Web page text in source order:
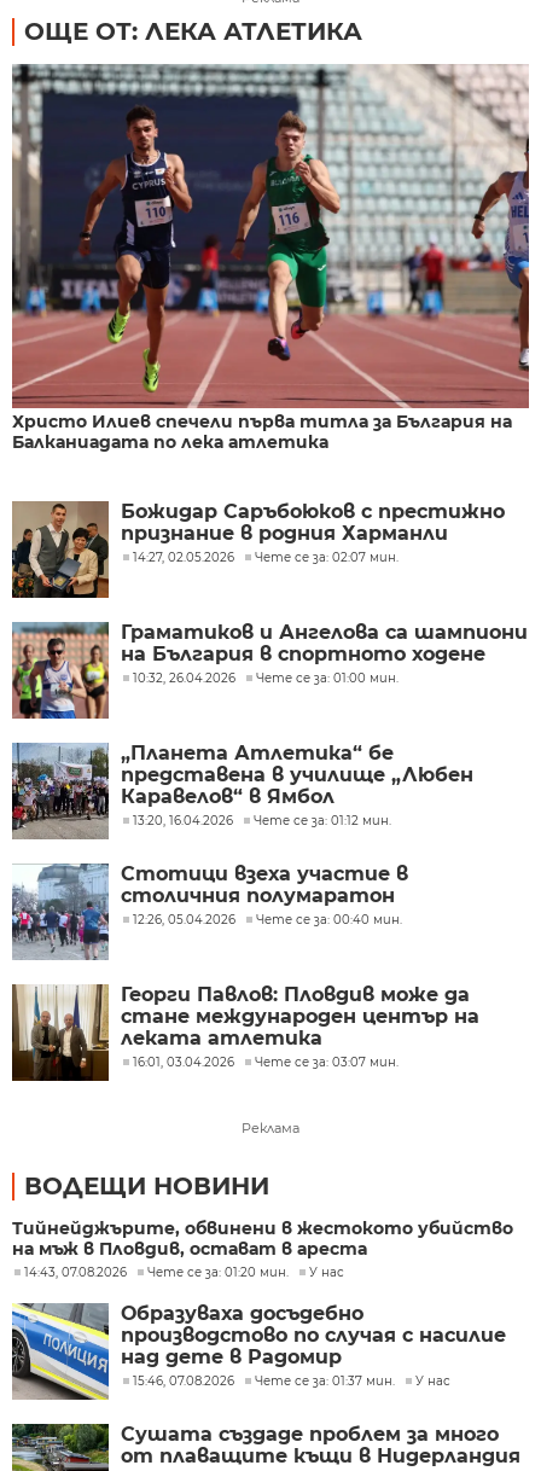
ОЩЕ ОТ: ЛЕКА АТЛЕТИКА
Христо Илиев спечели първа титла за България на
Балканиадата по лека атлетика
Божидар Саръбоюков с престижно
признание в родния Харманли
14:27, 02.05.2026 Чете се за: 02:07 мин.
Граматиков и Ангелова са шампиони
на България в спортното ходене
10:32, 26.04.2026 Чете се за: 01:00 мин.
„Планета Атлетика“ бе
представена в училище „Любен
Каравелов“ в Ямбол
13:20, 16.04.2026 Чете се за: 01:12 мин.
Стотици взеха участие в
столичния полумаратон
12:26, 05.04.2026 Чете се за: 00:40 мин.
Георги Павлов: Пловдив може да
стане международен център на
леката атлетика
16:01, 03.04.2026 Чете се за: 03:07 мин.
Реклама
ВОДЕЩИ НОВИНИ
Тийнейджърите, обвинени в жестокото убийство
на мъж в Пловдив, остават в ареста
14:43, 07.08.2026 Чете се за: 01:20 мин. У нас
Образуваха досъдебно
производстово по случая с насилие
над дете в Радомир
15:46, 07.08.2026 Чете се за: 01:37 мин. У нас
Сушата създаде проблем за много
от плаващите къщи в Нидерландия